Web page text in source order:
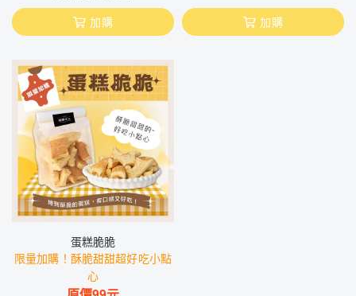
加購 加購
蛋糕脆脆
限量加購！酥脆甜甜超好吃小點
心